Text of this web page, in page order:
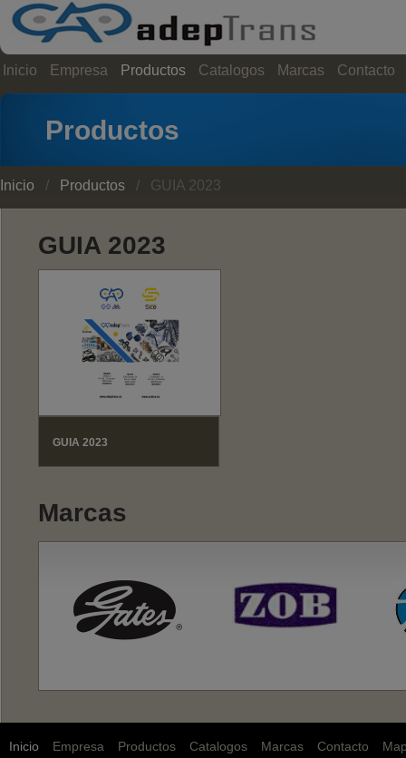
Inicio Empresa Productos Catalogos Marcas Contacto
Productos
Inicio / Productos / GUIA 2023
GUIA 2023
GUIA 2023
Marcas
Inicio Empresa Productos Catalogos Marcas Contacto